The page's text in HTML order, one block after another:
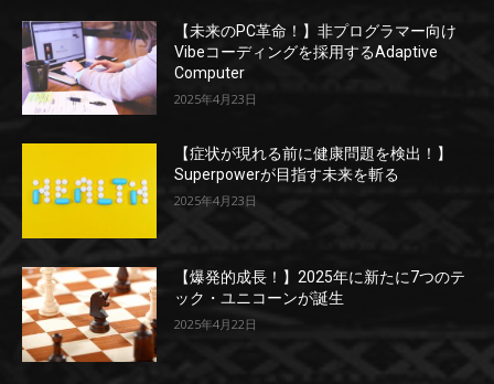
【未来のPC革命！】非プログラマー向け
Vibeコーディングを採用するAdaptive
Computer
2025年4月23日
【症状が現れる前に健康問題を検出！】
Superpowerが目指す未来を斬る
2025年4月23日
【爆発的成長！】2025年に新たに7つのテ
ック・ユニコーンが誕生
2025年4月22日